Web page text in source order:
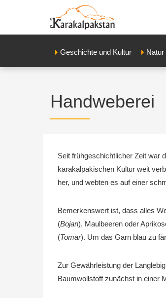
Geschichte und Kultur Natur
Handweberei
Seit frühgeschichtlicher Zeit war
karakalpakischen Kultur weit
her, und webten es auf einer
Bemerkenswert ist, dass alles
(Bojan), Maulbeeren oder
(Tomar). Um das Garn blau zu
Zur Gewährleistung der
Baumwollstoff zunächst in einer